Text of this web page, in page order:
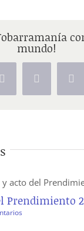
mundo!
Reddit LinkedIn
Prendimiento